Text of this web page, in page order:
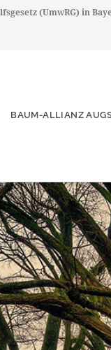
(UmwRG) in
BAUM-ALLIANZ